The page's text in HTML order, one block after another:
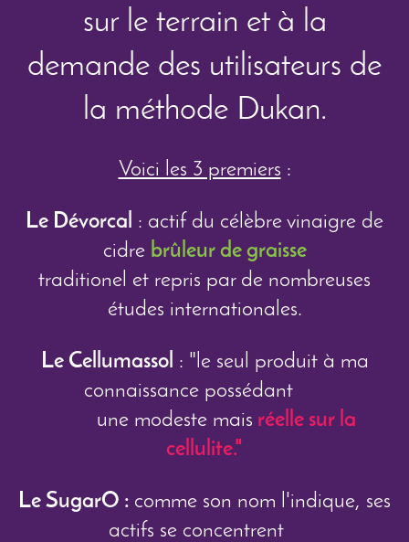
sur le terrain et à la
demande des utilisateurs de
la méthode Dukan.
Voici les 3 premiers :
Le Dévorcal : actif du célèbre vinaigre de
cidre brûleur de graisse
traditionel et repris par de nombreuses
études internationales.
Le Cellumassol : "le seul produit à ma
connaissance possédant
une modeste mais réelle sur la
cellulite."
Le SugarO : comme son nom l'indique, ses
actifs se concentrent